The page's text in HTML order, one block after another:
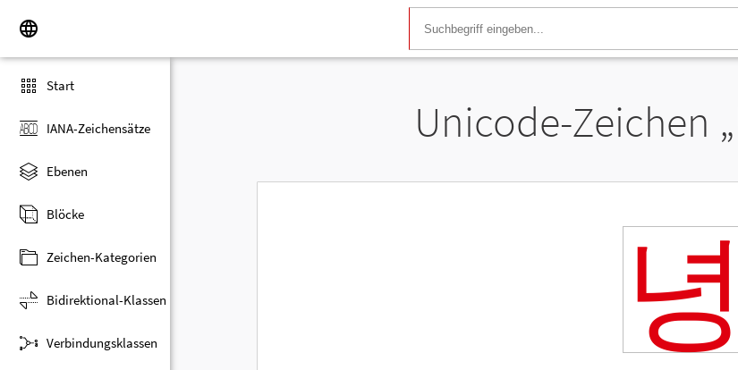
Start
IANA-Zeichensätze
Ebenen
Blöcke
Zeichen-Kategorien
Bidirektional-Klassen
Verbindungsklassen
Unicode-Zeichen „
녕